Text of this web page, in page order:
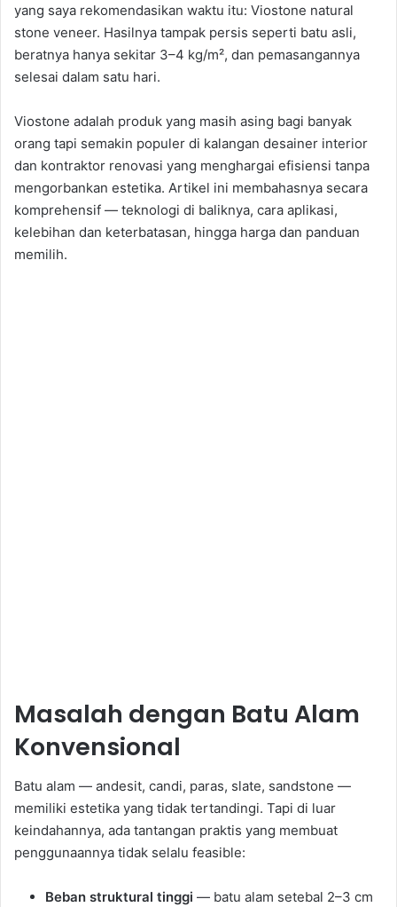
yang saya rekomendasikan waktu itu: Viostone natural
stone veneer. Hasilnya tampak persis seperti batu asli,
beratnya hanya sekitar 3–4 kg/m², dan pemasangannya
selesai dalam satu hari.
Viostone adalah produk yang masih asing bagi banyak
orang tapi semakin populer di kalangan desainer interior
dan kontraktor renovasi yang menghargai efisiensi tanpa
mengorbankan estetika. Artikel ini membahasnya secara
komprehensif — teknologi di baliknya, cara aplikasi,
kelebihan dan keterbatasan, hingga harga dan panduan
memilih.
Masalah dengan Batu Alam
Konvensional
Batu alam — andesit, candi, paras, slate, sandstone —
memiliki estetika yang tidak tertandingi. Tapi di luar
keindahannya, ada tantangan praktis yang membuat
penggunaannya tidak selalu feasible:
Beban struktural tinggi — batu alam setebal 2–3 cm